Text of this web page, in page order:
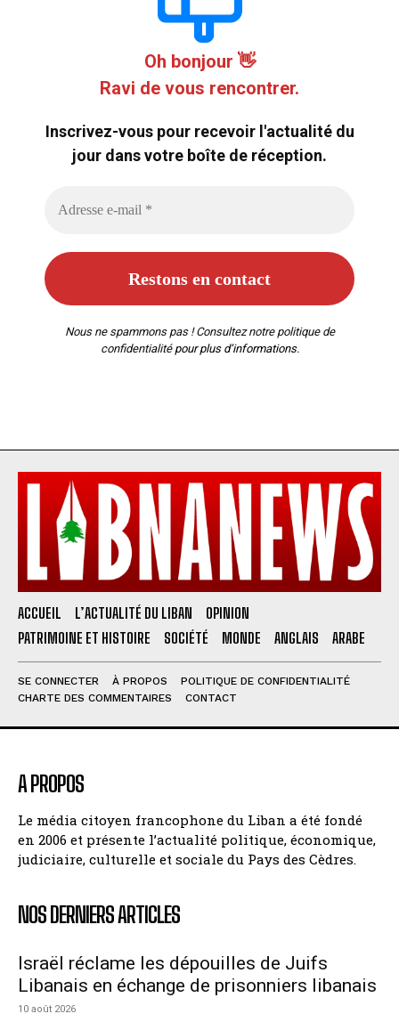
Oh bonjour 👋
Ravi de vous rencontrer.
Inscrivez-vous pour recevoir l'actualité du
jour dans votre boîte de réception.
Nous ne spammons pas ! Consultez notre politique de
confidentialitépour plus d’informations.
ACCUEIL L’ACTUALITÉ DU LIBAN
OPINION
PATRIMOINE ET HISTOIRE
SOCIÉTÉ MONDE ANGLAIS ARABE
SE CONNECTER À PROPOS
POLITIQUE DE CONFIDENTIALITÉ
CHARTE DES COMMENTAIRES
CONTACT
A PROPOS
Le média citoyen francophone du Liban a été fondé
en 2006 et présente l’actualité politique, économique,
judiciaire, culturelle et sociale du Pays des Cèdres.
NOS DERNIERS ARTICLES
Israël réclame les dépouilles de Juifs
Libanais en échange de prisonniers libanais
10 août 2026